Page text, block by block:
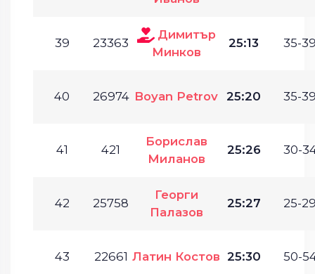
39 23363
Димитър
Минков
25:13 35-
40 26974 Boyan Petrov 25:20 35-
41 421
Борислав
Миланов
25:26 30-
42 25758
Георги
Палазов
25:27 25-
43 22661 Латин Костов 25:30 50-